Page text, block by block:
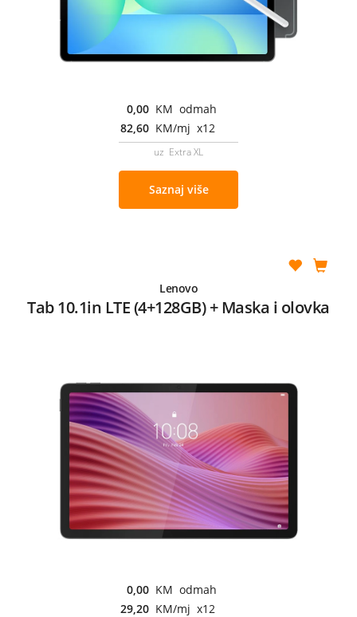
0,00 KM odmah
82,60 KM/mj x12
uz Extra XL
Saznaj više
Lenovo
Tab 10.1in LTE (4+128GB) + Maska i olovka
0,00 KM odmah
29,20 KM/mj x12